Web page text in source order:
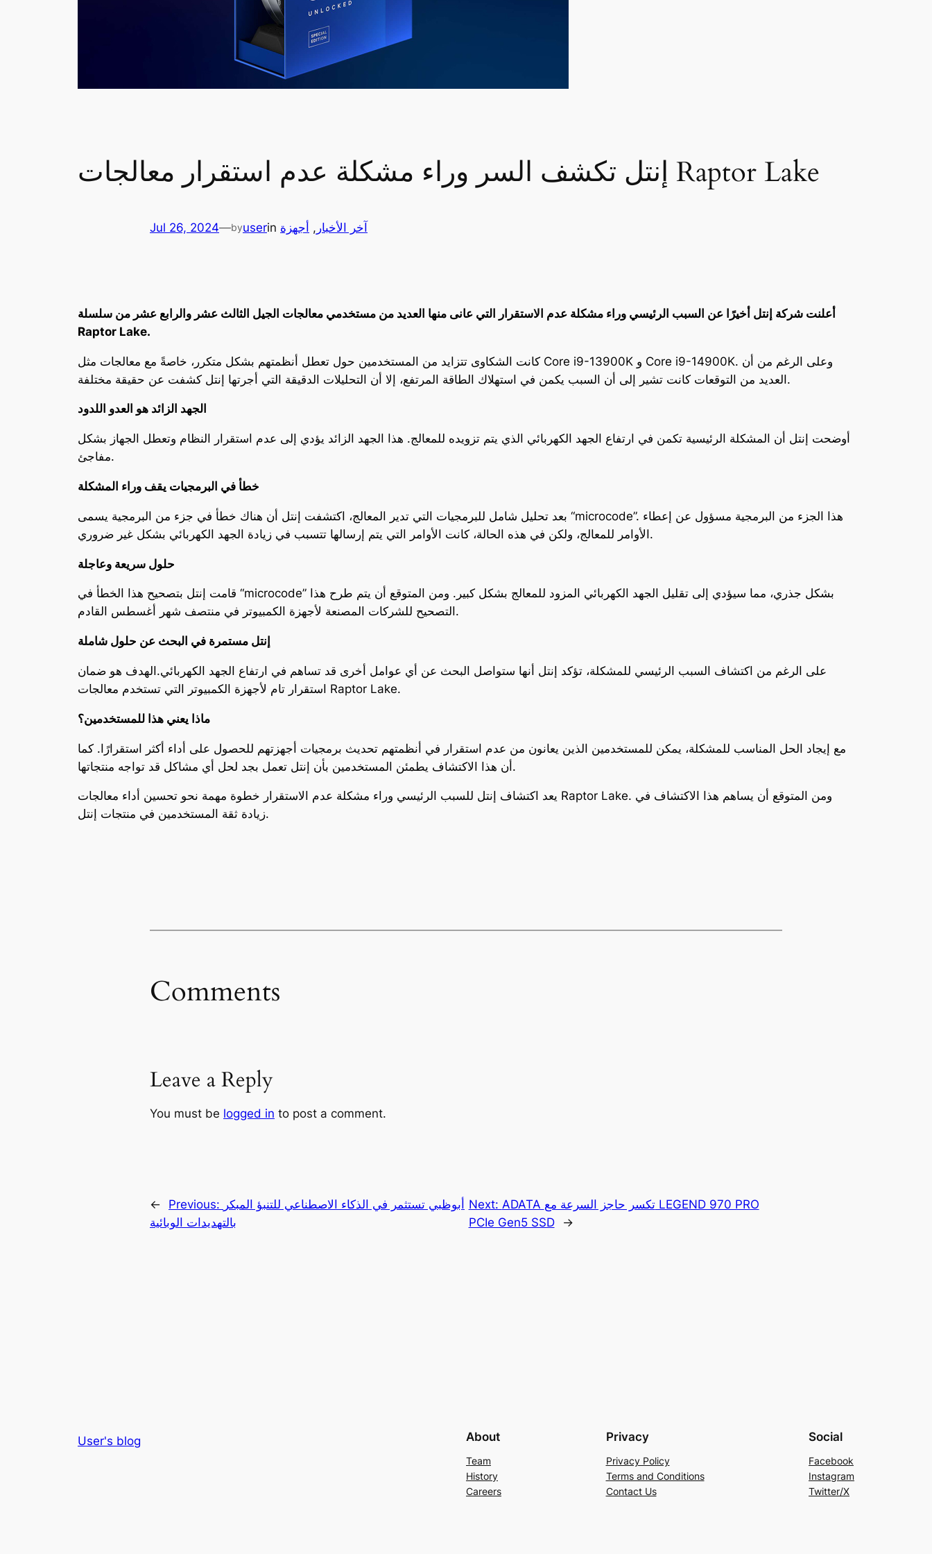
إنتل تكشف السر وراء مشكلة عدم استقرار معالجات Raptor Lake
Jul 26, 2024—byuserin آخر الأخبار , أجهزة
أعلنت شركة إنتل أخيرًا عن السبب الرئيسي وراء مشكلة عدم الاستقرار التي عانى منها العديد من مستخدمي معالجات الجيل الثالث عشر والرابع عشر من سلسلة
Raptor Lake.
كانت الشكاوى تتزايد من المستخدمين حول تعطل أنظمتهم بشكل متكرر، خاصةً مع معالجات مثل Core i9-13900K و Core i9-14900K. وعلى الرغم من أن
العديد من التوقعات كانت تشير إلى أن السبب يكمن في استهلاك الطاقة المرتفع، إلا أن التحليلات الدقيقة التي أجرتها إنتل كشفت عن حقيقة مختلفة.
الجهد الزائد هو العدو اللدود
أوضحت إنتل أن المشكلة الرئيسية تكمن في ارتفاع الجهد الكهربائي الذي يتم تزويده للمعالج. هذا الجهد الزائد يؤدي إلى عدم استقرار النظام وتعطل الجهاز بشكل
مفاجئ.
خطأ في البرمجيات يقف وراء المشكلة
بعد تحليل شامل للبرمجيات التي تدير المعالج، اكتشفت إنتل أن هناك خطأ في جزء من البرمجية يسمى “microcode”. هذا الجزء من البرمجية مسؤول عن إعطاء
الأوامر للمعالج، ولكن في هذه الحالة، كانت الأوامر التي يتم إرسالها تتسبب في زيادة الجهد الكهربائي بشكل غير ضروري.
حلول سريعة وعاجلة
قامت إنتل بتصحيح هذا الخطأ في “microcode” بشكل جذري، مما سيؤدي إلى تقليل الجهد الكهربائي المزود للمعالج بشكل كبير. ومن المتوقع أن يتم طرح هذا
التصحيح للشركات المصنعة لأجهزة الكمبيوتر في منتصف شهر أغسطس القادم.
إنتل مستمرة في البحث عن حلول شاملة
على الرغم من اكتشاف السبب الرئيسي للمشكلة، تؤكد إنتل أنها ستواصل البحث عن أي عوامل أخرى قد تساهم في ارتفاع الجهد الكهربائي.الهدف هو ضمان
استقرار تام لأجهزة الكمبيوتر التي تستخدم معالجات Raptor Lake.
ماذا يعني هذا للمستخدمين؟
مع إيجاد الحل المناسب للمشكلة، يمكن للمستخدمين الذين يعانون من عدم استقرار في أنظمتهم تحديث برمجيات أجهزتهم للحصول على أداء أكثر استقرارًا. كما
أن هذا الاكتشاف يطمئن المستخدمين بأن إنتل تعمل بجد لحل أي مشاكل قد تواجه منتجاتها.
يعد اكتشاف إنتل للسبب الرئيسي وراء مشكلة عدم الاستقرار خطوة مهمة نحو تحسين أداء معالجات Raptor Lake. ومن المتوقع أن يساهم هذا الاكتشاف في
زيادة ثقة المستخدمين في منتجات إنتل.
Comments
Leave a Reply
You must be logged in to post a comment.
← Previous: أبوظبي تستثمر في الذكاء الاصطناعي للتنبؤ المبكر
بالتهديدات الوبائية
Next: ADATA تكسر حاجز السرعة مع LEGEND 970 PRO
PCIe Gen5 SSD
→
User's blog About
Team
History
Careers
Privacy
Privacy Policy
Terms and Conditions
Contact Us
Social
Facebook
Instagram
Twitter/X